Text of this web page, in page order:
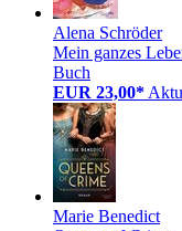
Alena Schröder
Mein ganzes
Buch
EUR 23,00*
Marie Benedict